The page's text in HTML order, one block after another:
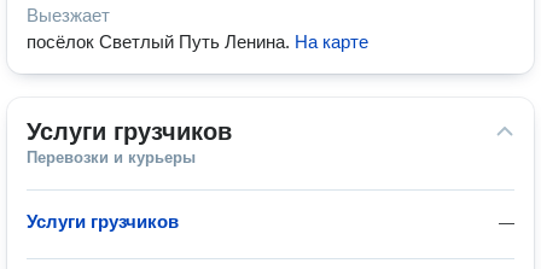
Выезжает
посёлок Светлый Путь Ленина. На карте
Услуги грузчиков
Перевозки и курьеры
—
Услуги грузчиков